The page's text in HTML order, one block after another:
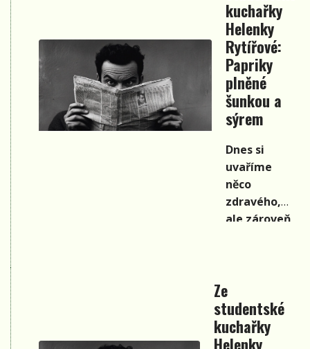
kuchařky
Helenky
Rytířové:
Papriky
plněné
šunkou a
sýrem
Dnes si
uvaříme
něco
zdravého,
ale zároveň
plněné
šunkou a
sýrem jsou
trošku
Ze
studentské
kuchařky
Helenky